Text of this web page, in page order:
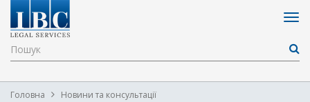
Головна
Новини та консультації